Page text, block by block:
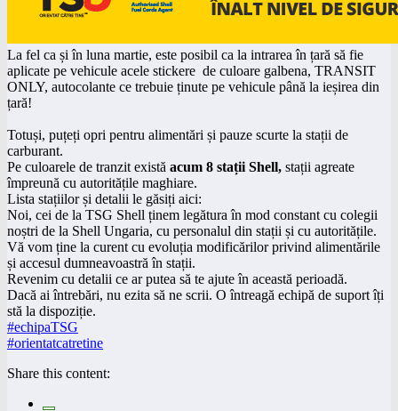
La fel ca și în luna martie, este posibil ca la intrarea în țară să fie
aplicate pe vehicule acele stickere de culoare galbena, TRANSIT
ONLY, autocolante ce trebuie ținute pe vehicule până la ieșirea din
țară!
Totuși, puțeți opri pentru alimentări și pauze scurte la stații de
carburant.
Pe culoarele de tranzit există acum 8 stații Shell, stații agreate
împreună cu autoritățile maghiare.
Lista stațiilor și detalii le găsiți aici:
Noi, cei de la TSG Shell ținem legătura în mod constant cu colegii
noștri de la Shell Ungaria, cu personalul din stații și cu autoritățile.
Vă vom ține la curent cu evoluția modificărilor privind alimentările
și accesul dumneavoastră în stații.
Revenim cu detalii ce ar putea să te ajute în această perioadă.
Dacă ai întrebări, nu ezita să ne scrii. O întreagă echipă de suport îți
stă la dispoziție.
#echipaTSG
#orientatcatretine
Share this content: